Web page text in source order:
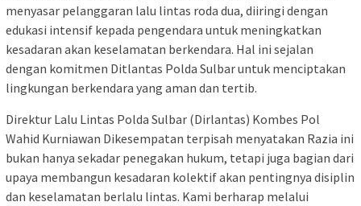
menyasar pelanggaran lalu lintas roda dua, diiringi dengan
edukasi intensif kepada pengendara untuk meningkatkan
kesadaran akan keselamatan berkendara. Hal ini sejalan
dengan komitmen Ditlantas Polda Sulbar untuk menciptakan
lingkungan berkendara yang aman dan tertib.
Direktur Lalu Lintas Polda Sulbar (Dirlantas) Kombes Pol
Wahid Kurniawan Dikesempatan terpisah menyatakan Razia ini
bukan hanya sekadar penegakan hukum, tetapi juga bagian dari
upaya membangun kesadaran kolektif akan pentingnya disiplin
dan keselamatan berlalu lintas. Kami berharap melalui